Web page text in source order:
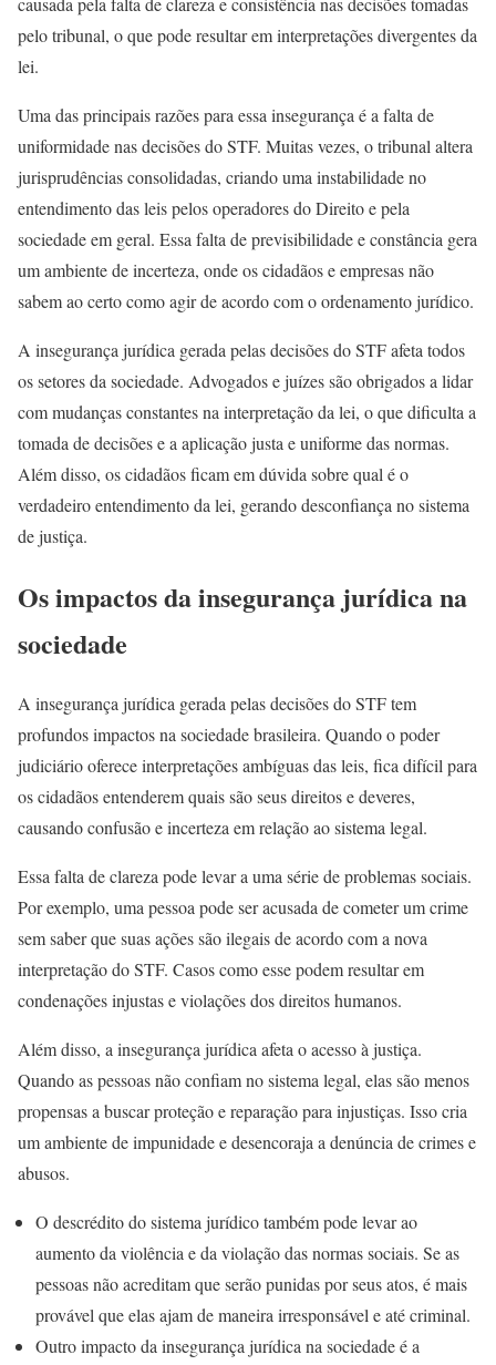
pelo tribunal, o que pode resultar em interpretações divergentes da
lei.
Uma das principais razões para essa insegurança é a falta de
uniformidade nas decisões do STF. Muitas vezes, o tribunal altera
jurisprudências consolidadas, criando uma instabilidade no
entendimento das leis pelos operadores do Direito e pela
sociedade em geral. Essa falta de previsibilidade e constância gera
um ambiente de incerteza, onde os cidadãos e empresas não
sabem ao certo como agir de acordo com o ordenamento jurídico.
A insegurança jurídica gerada pelas decisões do STF afeta todos
os setores da sociedade. Advogados e juízes são obrigados a lidar
com mudanças constantes na interpretação da lei, o que dificulta a
tomada de decisões e a aplicação justa e uniforme das normas.
Além disso, os cidadãos ficam em dúvida sobre qual é o
verdadeiro entendimento da lei, gerando desconfiança no sistema
de justiça.
Os impactos da insegurança jurídica na
sociedade
A insegurança jurídica gerada pelas decisões do STF tem
profundos impactos na sociedade brasileira. Quando o poder
judiciário oferece interpretações ambíguas das leis, fica difícil para
os cidadãos entenderem quais são seus direitos e deveres,
causando confusão e incerteza em relação ao sistema legal.
Essa falta de clareza pode levar a uma série de problemas sociais.
Por exemplo, uma pessoa pode ser acusada de cometer um crime
sem saber que suas ações são ilegais de acordo com a nova
interpretação do STF. Casos como esse podem resultar em
condenações injustas e violações dos direitos humanos.
Além disso, a insegurança jurídica afeta o acesso à justiça.
Quando as pessoas não confiam no sistema legal, elas são menos
propensas a buscar proteção e reparação para injustiças. Isso cria
um ambiente de impunidade e desencoraja a denúncia de crimes e
abusos.
O descrédito do sistema jurídico também pode levar ao
aumento da violência e da violação das normas sociais. Se as
pessoas não acreditam que serão punidas por seus atos, é mais
provável que elas ajam de maneira irresponsável e até criminal.
Outro impacto da insegurança jurídica na sociedade é a